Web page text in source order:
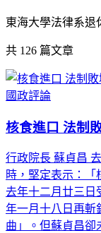
東海大學法律系退
共 126 篇文章
國政評論
核食進口 法制
行政院長 蘇貞昌
時，堅定表示：「
去年十二月廿三日
年一月十八日再斬
曲」。但蘇貞昌卻